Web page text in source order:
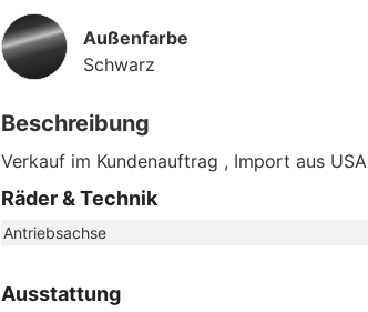
Außenfarbe
Schwarz
Beschreibung
Verkauf im Kundenauftrag , Import aus USA
Räder & Technik
Antriebsachse
Ausstattung